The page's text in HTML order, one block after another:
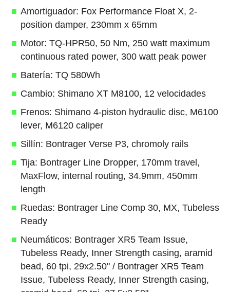
Amortiguador: Fox Performance Float X, 2-
position damper, 230mm x 65mm
Motor: TQ-HPR50, 50 Nm, 250 watt maximum
continuous rated power, 300 watt peak power
Batería: TQ 580Wh
Cambio: Shimano XT M8100, 12 velocidades
Frenos: Shimano 4-piston hydraulic disc, M6100
lever, M6120 caliper
Sillín: Bontrager Verse P3, chromoly rails
Tija: Bontrager Line Dropper, 170mm travel,
MaxFlow, internal routing, 34.9mm, 450mm
length
Ruedas: Bontrager Line Comp 30, MX, Tubeless
Ready
Neumáticos: Bontrager XR5 Team Issue,
Tubeless Ready, Inner Strength casing, aramid
bead, 60 tpi, 29x2.50" / Bontrager XR5 Team
Issue, Tubeless Ready, Inner Strength casing,